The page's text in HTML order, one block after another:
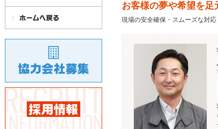
お客様の夢や希望を足
現場の安全確保・スムーズな対